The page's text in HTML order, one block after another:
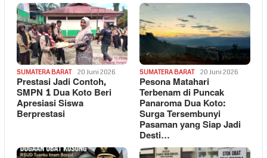
SUMATERA BARAT 20 Juni 2026
Prestasi Jadi Contoh,
SMPN 1 Dua Koto Beri
Apresiasi Siswa
Berprestasi
SUMATERA BARAT 20 Juni 2026
Pesona Matahari
Terbenam di Puncak
Panaroma Dua Koto:
Surga Tersembunyi
Pasaman yang Siap Jadi
Desti…